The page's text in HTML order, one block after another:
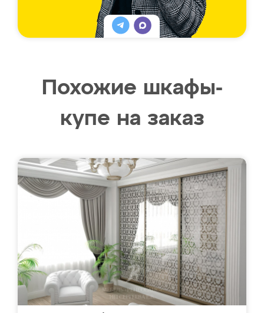
Похожие шкафы-
купе на заказ